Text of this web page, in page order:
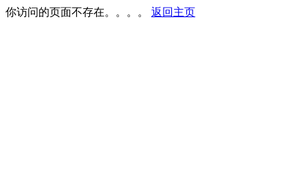
你访问的页面不存在。。。。 返回主页